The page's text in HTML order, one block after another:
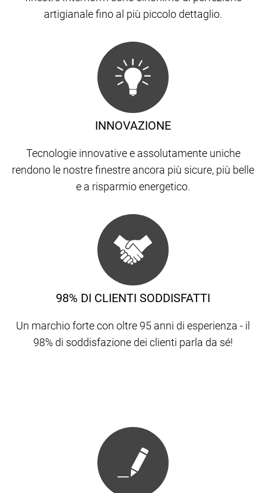
artigianale fino al più piccolo dettaglio.
98% DI CLIENTI SODDISFATTI
Un marchio forte con oltre 95 anni di esperienza - il
98% di soddisfazione dei clienti parla da sé!
INNOVAZIONE
Tecnologie innovative e assolutamente uniche
rendono le nostre finestre ancora più sicure, più belle
e a risparmio energetico.